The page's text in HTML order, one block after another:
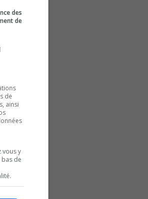
des
de
de
ainsi
vous y
de